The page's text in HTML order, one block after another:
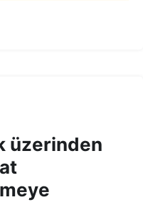
üzerinden